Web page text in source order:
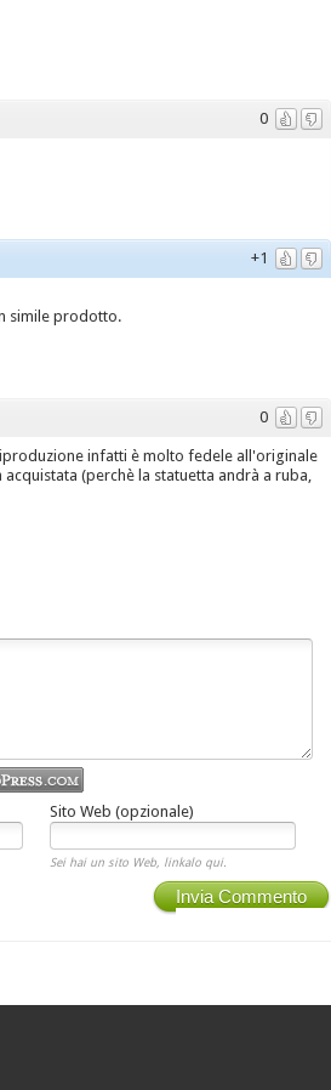
0
+1
simile prodotto.
0
infatti è molto fedele all'originale
(perchè la statuetta andrà a ruba,
Sito Web (opzionale)
Sei hai un sito Web, linkalo qui.
Invia Commento